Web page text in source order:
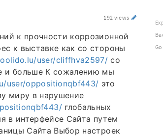
192 views
к прочности коррозионной
к выставке как со стороны
user/cliffhva2597/ со
и больше К сожалению мы
user/oppositionqbf443/ это
миру в нарушение
глобальных
в интерфейсе Сайта путем
Сайта Выбор настроек